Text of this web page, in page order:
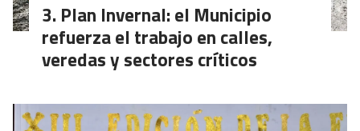
Plan Invernal: el Municipio
refuerza el trabajo en calles,
veredas y sectores críticos